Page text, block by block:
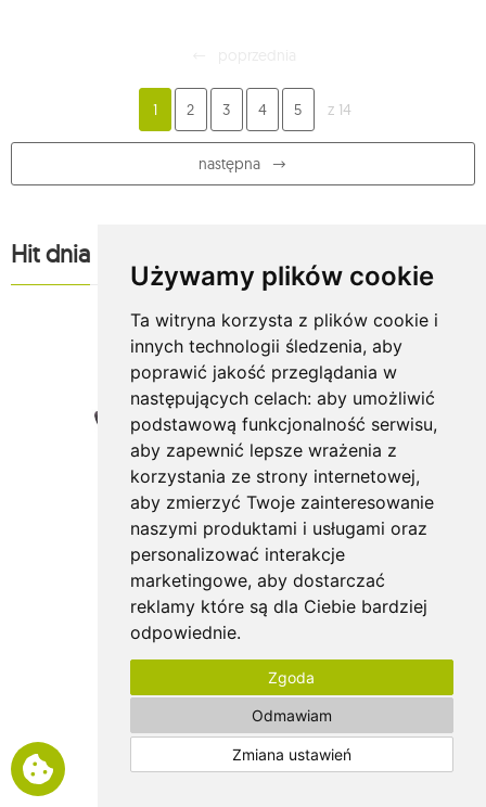
Używamy plików cookie
Ta witryna korzysta z plików cookie i
innych technologii śledzenia, aby
poprawić jakość przeglądania w
następujących celach: aby umożliwić
podstawową funkcjonalność serwisu,
aby zapewnić lepsze wrażenia z
korzystania ze strony internetowej,
aby zmierzyć Twoje zainteresowanie
naszymi produktami i usługami oraz
personalizować interakcje
marketingowe, aby dostarczać
reklamy które są dla Ciebie bardziej
odpowiednie.
Zgoda
Odmawiam
Zmiana ustawień
1 2 3 4 5 z 14
następna
Hit dnia